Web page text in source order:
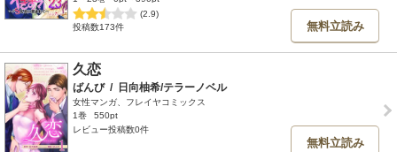
(2.9)
投稿数173件
無料立読み
久恋
ばんび / 日向柚希/テラーノベル
女性マンガ、フレイヤコミックス
1巻
550pt
レビュー投稿数0件
無料立読み